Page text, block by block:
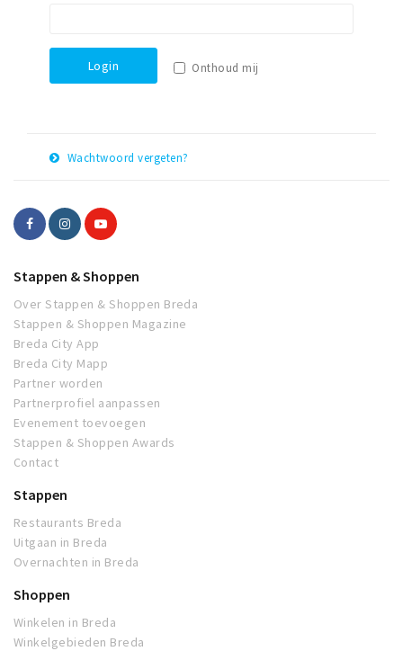
Login Onthoud mij
Wachtwoord vergeten?
mail
adres
Stappen & Shoppen
Over Stappen & Shoppen Breda
Stappen & Shoppen Magazine
Breda City App
Breda City Mapp
Partner worden
Partnerprofiel aanpassen
Evenement toevoegen
Stappen & Shoppen Awards
Contact
Stappen
Restaurants Breda
Uitgaan in Breda
Overnachten in Breda
Shoppen
Winkelen in Breda
Winkelgebieden Breda